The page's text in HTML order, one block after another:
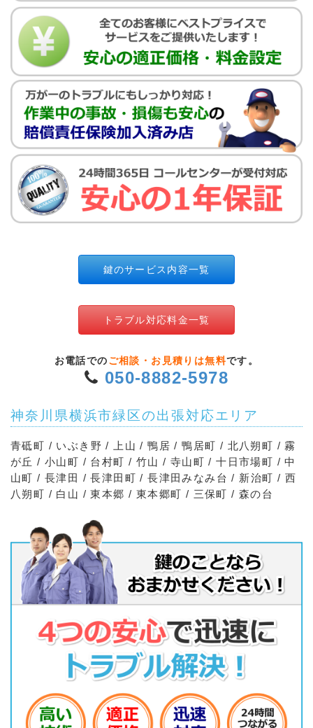
鍵のサービス内容一覧
トラブル対応料金一覧
お電話での ご相談・お見積りは無料です。
050-8882-5978
神奈川県横浜市緑区の出張対応エリア
青砥町 / いぶき野 / 上山 / 鴨居 / 鴨居町 / 北八朔町 / 霧
が丘 / 小山町 / 台村町 / 竹山 / 寺山町 / 十日市場町 / 中
山町 / 長津田 / 長津田町 / 長津田みなみ台 / 新治町 / 西
八朔町 / 白山 / 東本郷 / 東本郷町 / 三保町 / 森の台